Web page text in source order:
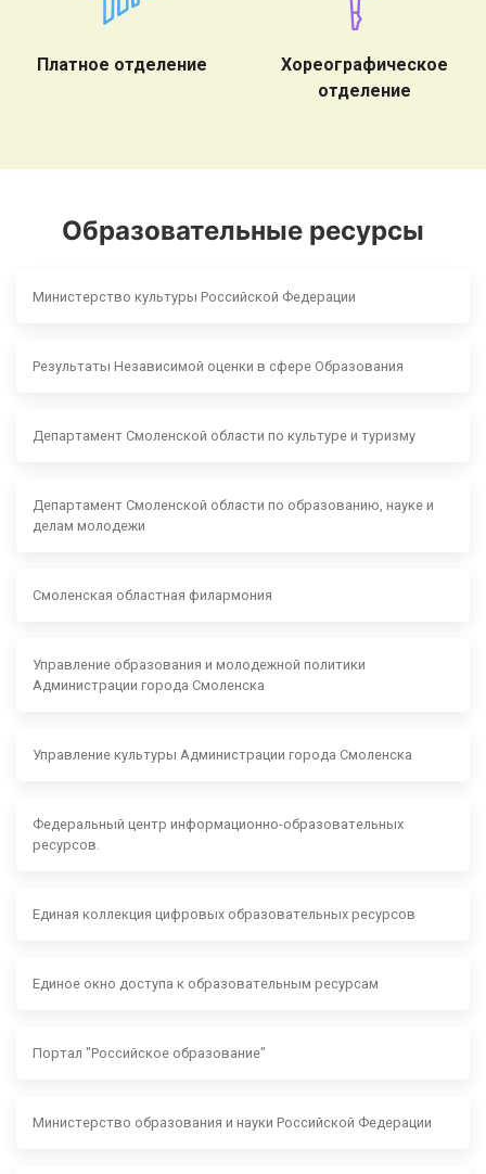
Платное отделение
Хореографическое
отделение
Образовательные ресурсы
Министерство культуры Российской Федерации
Результаты Независимой оценки в сфере Образования
Департамент Смоленской области по культуре и туризму
Департамент Смоленской области по образованию, науке и
делам молодежи
Смоленская областная филармония
Управление образования и молодежной политики
Администрации города Смоленска
Управление культуры Администрации города Смоленска
Федеральный центр информационно-образовательных
ресурсов.
Единая коллекция цифровых образовательных ресурсов
Единое окно доступа к образовательным ресурсам
Портал "Российское образование"
Министерство образования и науки Российской Федерации